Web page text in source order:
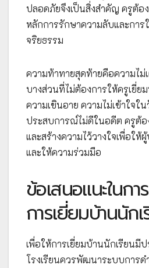
ปลอดภัยจึงเป็นสิ่งสำคัญ ครูต้อ
หลักการรักษาความลับและการ
จริยธรรม
ความท้าทายสุดท้ายคือความไม่
บางส่วนที่ไม่ต้องการให้ครูเยี่ย
ความเขินอาย ความไม่เข้าใจใ
ประสบการณ์ไม่ดีในอดีต ครูต้อ
และสร้างความไว้วางใจเพื่อใ
และให้ความร่วมมือ
ข้อเสนอแนะในก
การเยี่ยมบ้านนัก
เพื่อให้การเยี่ยมบ้านนักเรียนมี
โรงเรียนควรพัฒนาระบบการด